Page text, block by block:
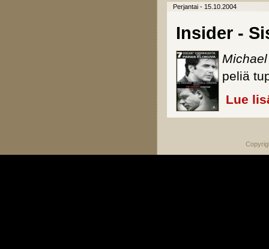
Perjantai - 15.10.2004
Insider -
peliä
Lue